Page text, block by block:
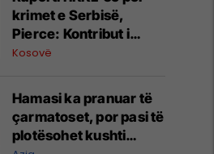
krimet e Serbisë,
Pierce: Kontribut i
rëndësishëm drejt
faktike të provave dhe
vendosjes së
përgjegjësisë
Kosovë
Hamasi ka pranuar të
çarmatoset, por pasi të
plotësohet kushti